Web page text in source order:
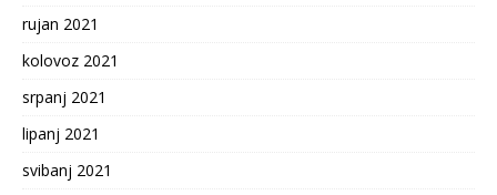
rujan 2021
kolovoz 2021
srpanj 2021
lipanj 2021
svibanj 2021